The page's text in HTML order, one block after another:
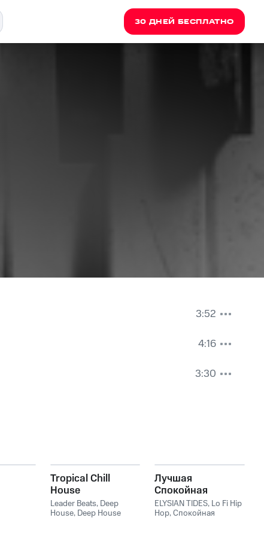
30 ДНЕЙ БЕСПЛАТНО
3:52
4:16
3:30
Tropical Chill
House
Leader Beats, Deep
House, Deep House
Лучшая
Спокойная
Музыка Для
Фона, Работы И
ELYSIAN TIDES, Lo Fi Hip
Hop,Спокойная